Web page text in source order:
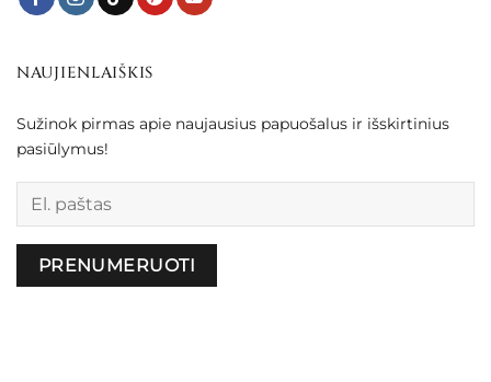
NAUJIENLAIŠKIS
Sužinok pirmas apie naujausius papuošalus ir išskirtinius
pasiūlymus!
Palikite šį lauką tuščią.